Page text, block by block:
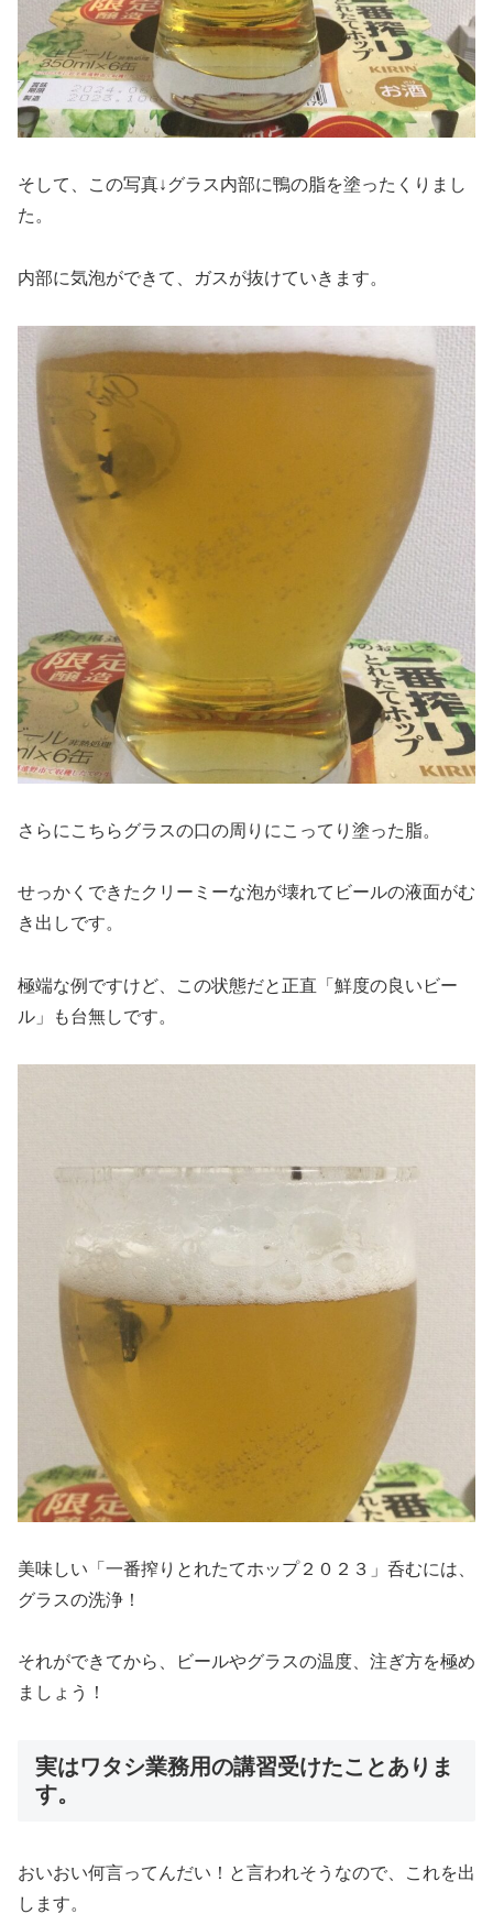
そして、この写真↓グラス内部に鴨の脂を塗ったくりまし
た。
内部に気泡ができて、ガスが抜けていきます。
さらにこちらグラスの口の周りにこってり塗った脂。
せっかくできたクリーミーな泡が壊れてビールの液面がむ
き出しです。
極端な例ですけど、この状態だと正直「鮮度の良いビー
ル」も台無しです。
美味しい「一番搾りとれたてホップ２０２３」呑むには、
グラスの洗浄！
それができてから、ビールやグラスの温度、注ぎ方を極め
ましょう！
実はワタシ業務用の講習受けたことありま
す。
おいおい何言ってんだい！と言われそうなので、これを出
します。